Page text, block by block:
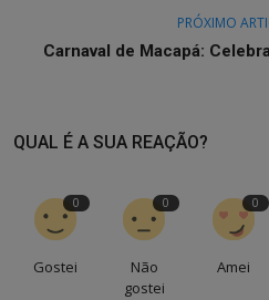
PRÓXIMO
Carnaval de Macapá:
QUAL É A SUA REAÇÃO?
0
Gostei
0
Não
gostei
0
Amei